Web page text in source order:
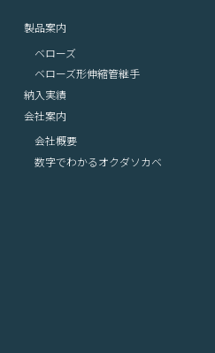
製品案内
ベローズ
ベローズ形伸縮管継手
納入実績
会社案内
会社概要
数字でわかるオクダソカベ